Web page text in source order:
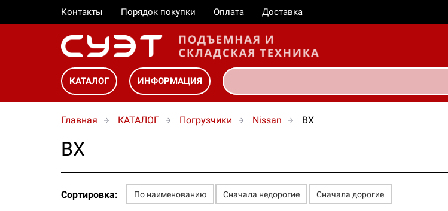
Контакты Порядок покупки Оплата Доставка
КАТАЛОГ ИНФОРМАЦИЯ
Главная КАТАЛОГ Погрузчики Nissan BX
BX
Сортировка: По наименованию Сначала недорогие Сначала дорогие